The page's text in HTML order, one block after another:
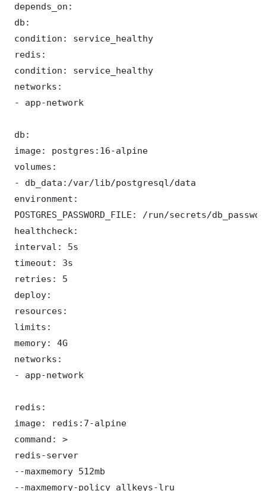
depends_on:
db:
condition: service_healthy
redis:
condition: service_healthy
networks:
- app-network
db:
image: postgres:16-alpine
volumes:
- db_data:/var/lib/postgresql/data
environment:
POSTGRES_PASSWORD_FILE: /run/secrets/
healthcheck:
interval: 5s
timeout: 3s
retries: 5
deploy:
resources:
limits:
memory: 4G
networks:
- app-network
redis:
image: redis:7-alpine
command: >
redis-server
--maxmemory 512mb
--maxmemory-policy allkeys-lru